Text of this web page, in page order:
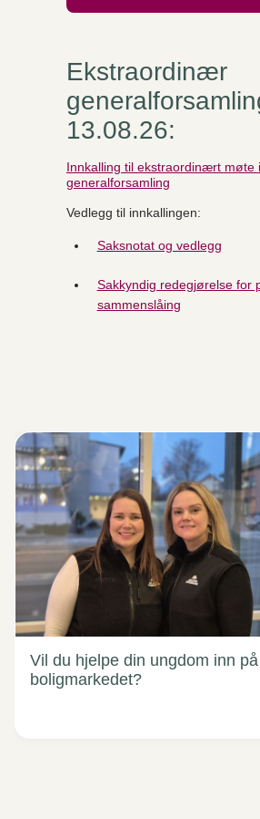
Ekstraordinær
13.08.26:
Innkalling til ekstraordinært møte i
generalforsamling
Vedlegg til innkallingen:
Saksnotat og vedlegg
Sakkyndig redegjørelse for
sammenslåing
Vil du hjelpe din ungdom inn på
boligmarkedet?